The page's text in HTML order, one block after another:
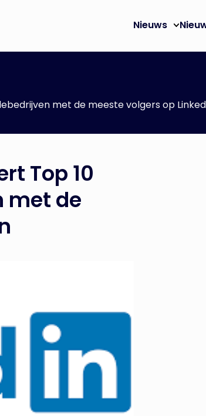
Nieuws
met de meeste volgers op
Top 10
met de